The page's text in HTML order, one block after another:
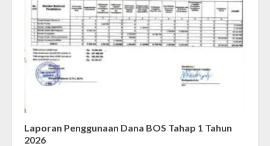
Laporan Penggunaan Dana BOS Tahap 1 Tahun
2026